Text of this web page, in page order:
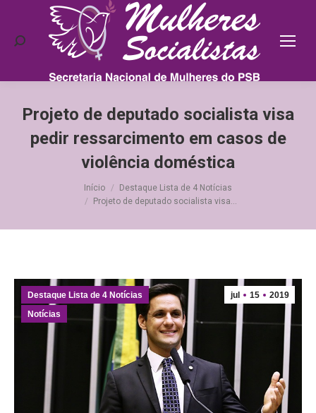
Search:
Projeto de deputado socialista visa
pedir ressarcimento em casos de
violência doméstica
Você está aqui:
Início
Destaque Lista de 4 Notícias
Projeto de deputado socialista visa…
jul 15 2019
Destaque Lista de 4 Notícias
Notícias